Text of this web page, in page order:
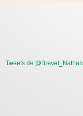
Tweets de @Brevet_Nathan